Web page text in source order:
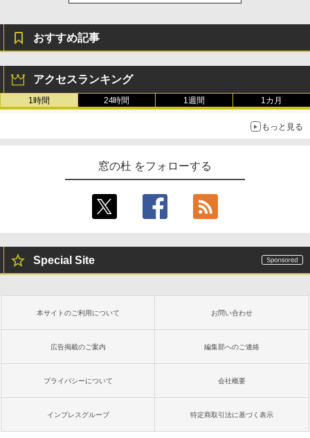
おすすめ記事
アクセスランキング
1時間 24時間 1週間 1カ月
もっと見る
窓の杜 をフォローする
Special Site
本サイトのご利用について お問い合わせ
広告掲載のご案内 編集部へのご連絡
プライバシーについて 会社概要
インプレスグループ 特定商取引法に基づく表示